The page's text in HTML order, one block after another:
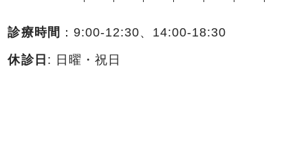
診療時間 ：9:00-12:30、14:00-18:30
休診日 : 日曜・祝日